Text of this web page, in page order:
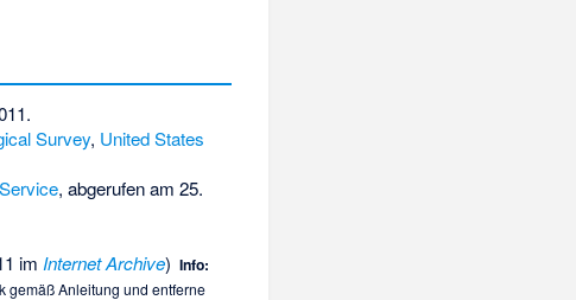
Survey, United States
, abgerufen am 25.
im Internet Archive) Info:
gemäßAnleitung und entferne